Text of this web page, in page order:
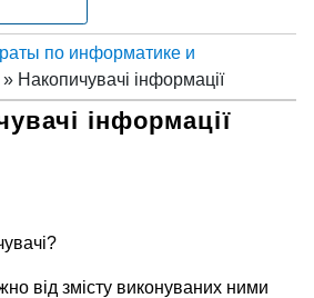
по информатике и
» Накопичувачі інформації
інформації
від змісту виконуваних ними